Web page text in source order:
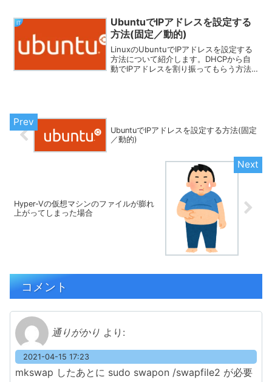
Linuxfx 10.06Fii...
IT
UbuntuでIPアドレスを設定する
方法(固定／動的)
LinuxのUbuntuでIPアドレスを設定する
方法について紹介します。DHCPから自
動でIPアドレスを割り振ってもらう方法
UbuntuでIPアドレスを設定する方法(固定
／動的)
Hyper-Vの仮想マシンのファイルが膨れ
上がってしまった場合
コメント
通りがかり より:
2021-04-15 17:23
mkswap したあとに sudo swapon /swapfile2 が必要